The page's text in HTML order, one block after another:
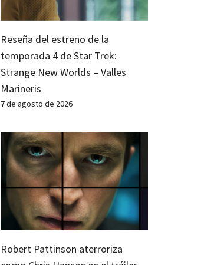
Reseña del estreno de la
temporada 4 de Star Trek:
Strange New Worlds – Valles
Marineris
7 de agosto de 2026
Robert Pattinson aterroriza